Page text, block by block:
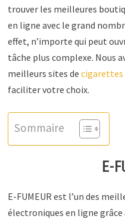
trouver les meilleures
en ligne avec le grand
effet, n’importe qui peut
tâche plus complexe. Nous
meilleurs sites decigarettes
faciliter votre choix.
Sommaire
E-
E-FUMEUR est l’un des
électroniques en ligne